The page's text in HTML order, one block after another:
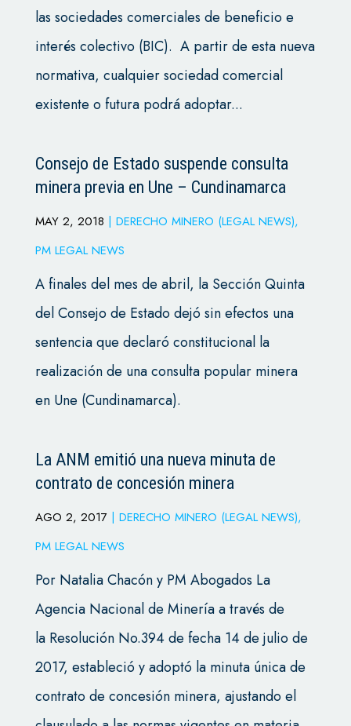
las sociedades comerciales de beneficio e
interés colectivo (BIC). A partir de esta nueva
normativa, cualquier sociedad comercial
existente o futura podrá adoptar...
Consejo de Estado suspende consulta
minera previa en Une – Cundinamarca
MAY 2, 2018 | DERECHO MINERO (LEGAL NEWS),
PM LEGAL NEWS
A finales del mes de abril, la Sección Quinta
del Consejo de Estado dejó sin efectos una
sentencia que declaró constitucional la
realización de una consulta popular minera
en Une (Cundinamarca).
La ANM emitió una nueva minuta de
contrato de concesión minera
AGO 2, 2017| DERECHO MINERO (LEGAL NEWS),
PM LEGAL NEWS
Por Natalia Chacón y PM Abogados La
Agencia Nacional de Minería a través de
la Resolución No.394 de fecha 14 de julio de
2017, estableció y adoptó la minuta única de
contrato de concesión minera, ajustando el